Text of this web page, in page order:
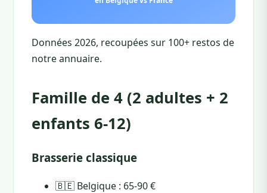
Données 2026, recoupées sur 100+ restos de
notre annuaire.
Famille de 4 (2 adultes + 2
enfants 6-12)
Brasserie classique
🇧🇪 Belgique : 65-90 €